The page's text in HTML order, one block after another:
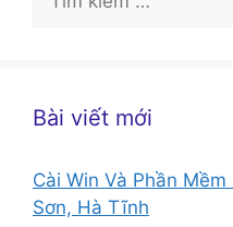
kiếm
Bài viết mới
Cài Win Và Phần
Sơn, Hà Tĩnh